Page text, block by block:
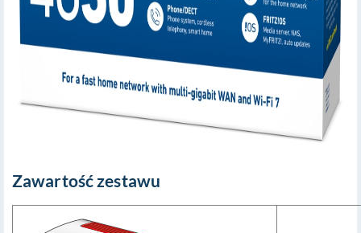
Zawartość zestawu